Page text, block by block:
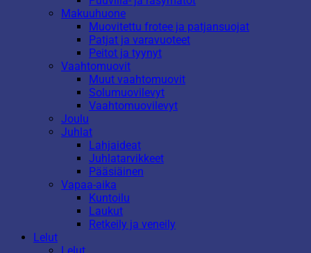
Makuuhuone
Muovitettu frotee ja patjansuojat
Patjat ja varavuoteet
Peitot ja tyynyt
Vaahtomuovit
Muut vaahtomuovit
Solumuovilevyt
Vaahtomuovilevyt
Joulu
Juhlat
Lahjaideat
Juhlatarvikkeet
Pääsiäinen
Vapaa-aika
Kuntoilu
Laukut
Retkeily ja veneily
Lelut
Lelut